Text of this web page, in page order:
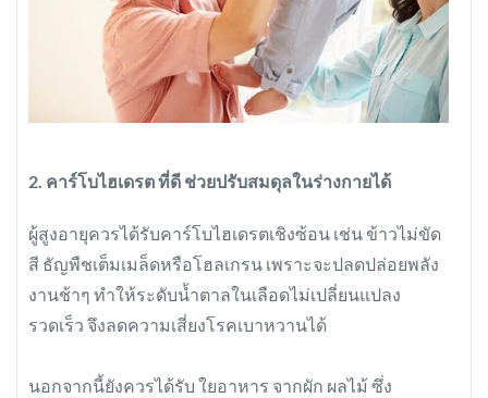
2. คาร์โบไฮเดรต ที่ดี ช่วยปรับสมดุลในร่างกายได้
ผู้สูงอายุควรได้รับคาร์โบไฮเดรตเชิงซ้อน เช่น ข้าวไม่ขัด
สี ธัญพืชเต็มเมล็ดหรือโฮลเกรน เพราะจะปลดปล่อยพลัง
งานช้าๆ ทำให้ระดับน้ำตาลในเลือดไม่เปลี่ยนแปลง
รวดเร็ว จึงลดความเสี่ยงโรคเบาหวานได้
นอกจากนี้ยังควรได้รับ ใยอาหาร จากผัก ผลไม้ ซึ่ง